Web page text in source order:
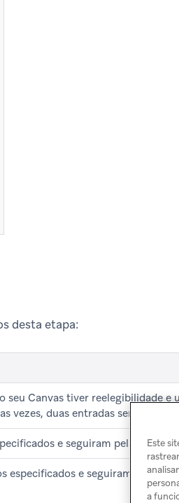
desta etapa:
seu Canvas tiver reelegibilidade e
vezes, duas entradas serão
e seguiram pela jornada
especificados e seguiram pela
Este
a